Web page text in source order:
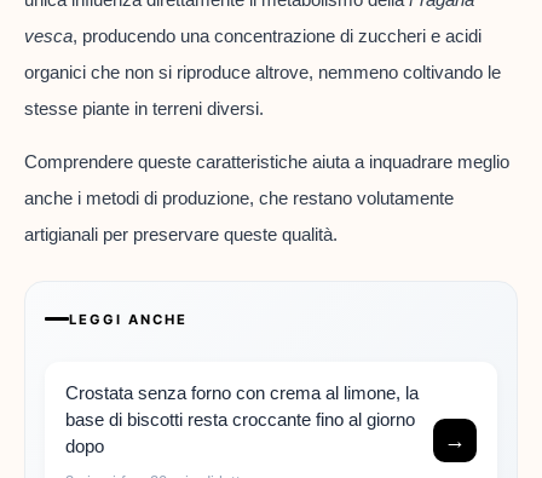
vesca, producendo una concentrazione di zuccheri e acidi
organici che non si riproduce altrove, nemmeno coltivando le
stesse piante in terreni diversi.
Comprendere queste caratteristiche aiuta a inquadrare meglio
anche i metodi di produzione, che restano volutamente
artigianali per preservare queste qualità.
LEGGI ANCHE
Crostata senza forno con crema al limone, la
base di biscotti resta croccante fino al giorno
dopo
→